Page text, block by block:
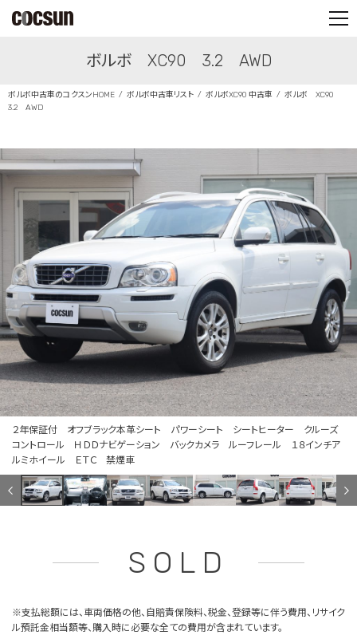
CONTACT
ボルボ XC90 3.2 AWD
ボルボ中古車のコクスンHOME ボルボ中古車リスト ボルボXC90 中古車
ボルボ XC90
3.2 AWD
２年保証付 オフブラック本革シート パワーシート シートヒーター クルーズ
コントロール ＨＤＤナビゲーション バックカメラ ルーフレール １８インチア
ルミホイール ＥＴＣ 禁煙車
SOLD
※支払総額には、車両価格の他、自賠責保険料、税金、登録等に伴う費用、リサイク
ル預託金相当額等、購入時に必要な全ての費用が含まれています。